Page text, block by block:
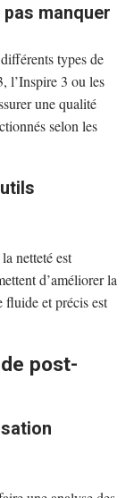
manquer
types de
l’Inspire 3 ou les
une qualité
selon les
netteté est
d’améliorer la
et précis est
post-